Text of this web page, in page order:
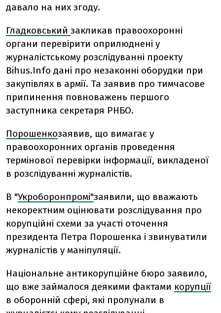
давало на них згоду.
Гладковський закликав правоохоронні
органи перевірити оприлюднені у
журналістському розслідуванні проекту
Bihus.Info дані про незаконні оборудки при
закупівлях в армії. Та заявив про тимчасове
припинення повноважень першого
заступника секретаря РНБО.
Порошенкозаявив, що вимагає у
правоохоронних органів проведення
термінової перевірки інформації, викладеної
в розслідуванні журналістів.
В "Укроборонпромі"заявили, що вважають
некоректним оцінювати розслідування про
корупційні схеми за участі оточення
президента Петра Порошенка і звинуватили
журналістів у маніпуляції.
Національне антикорупційне бюро заявило,
що вже займалося деякими фактами корупції
в оборонній сфері, які пролунали в